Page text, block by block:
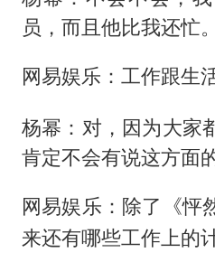
员，而且他比我还忙。
网易娱乐：工作跟生
杨幂：对，因为大家
肯定不会有说这方面
网易娱乐：除了《怦
来还有哪些工作上的